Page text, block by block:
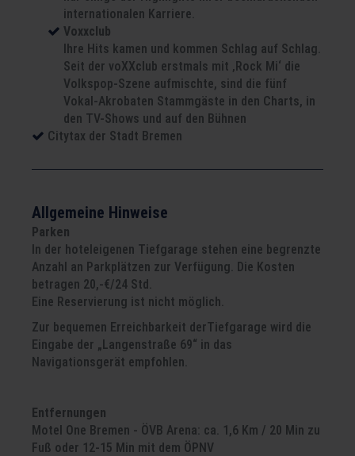
internationalen Karriere.
Voxxclub
Ihre Hits kamen und kommen Schlag auf Schlag.
Seit der voXXclub erstmals mit ‚Rock Mi‘ die
Volkspop-Szene aufmischte, sind die fünf
Vokal-Akrobaten Stammgäste in den Charts, in
den TV-Shows und auf den Bühnen
Citytax der Stadt Bremen
Allgemeine Hinweise
Parken
In der hoteleigenen Tiefgarage stehen eine begrenzte
Anzahl an Parkplätzen zur Verfügung. Die Kosten
betragen 20,-€/24 Std.
Eine Reservierung ist nicht möglich.
Zur bequemen Erreichbarkeit derTiefgarage wird die
Eingabe der „Langenstraße 69“ in das
Navigationsgerät empfohlen.
Entfernungen
Motel One Bremen - ÖVB Arena: ca. 1,6 Km / 20 Min zu
Fuß oder 12-15 Min mit dem ÖPNV